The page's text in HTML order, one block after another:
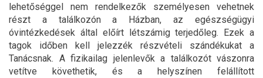
lehetőséggel nem rendelkezők személyesen vehetnek
részt a találkozón a Házban, az egészségügyi
óvintézkedések által előírt létszámig terjedőleg. Ezek a
tagok időben kell jelezzék részvételi szándékukat a
Tanácsnak. A fizikailag jelenlevők a találkozót vászonra
vetítve követhetik, és a helyszínen felállított